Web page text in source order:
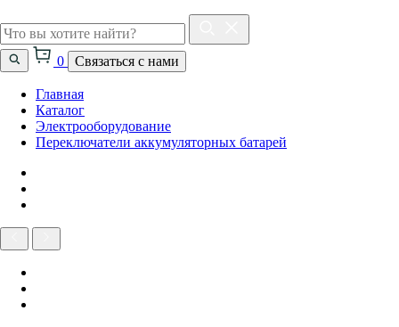
0 Связаться с нами
Главная
Каталог
Электрооборудование
Переключатели аккумуляторных батарей